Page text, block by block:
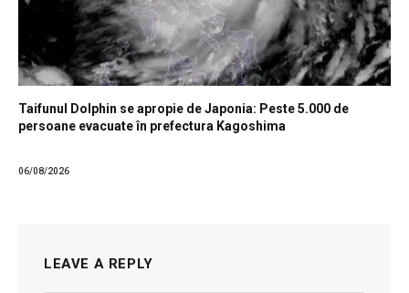
Taifunul Dolphin se apropie de Japonia: Peste 5.000 de
persoane evacuate în prefectura Kagoshima
06/08/2026
LEAVE A REPLY